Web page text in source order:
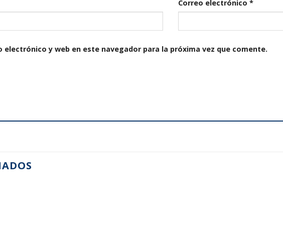
Correo electrónico *
electrónico y web en este navegador para la próxima vez que comente.